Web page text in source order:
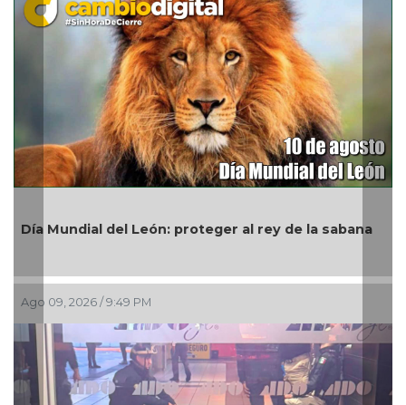
del León: proteger al rey de la sabana
/ 9:49 PM
Pueblos